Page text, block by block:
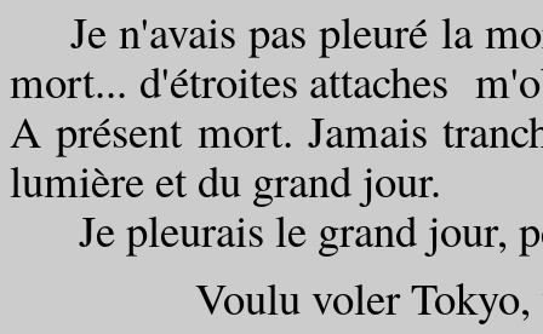
Je n'avais pas pleuré la
mort... d'étroites attaches
A présent mort. Jamais
lumière et du grand jour.
Je pleurais le grand jour,
Voulu voler Tokyo,